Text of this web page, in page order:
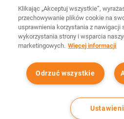
LINKI
Forum Film Poland
Wszystkie prawa zastrzeżone
Klikając „Akceptuj wszystkie”,
przechowywanie plików cookie na
usprawnienia korzystania z nawigacji
wykorzystania strony i wsparcia
marketingowych. Więcej informacji
Odrzuć wszystkie